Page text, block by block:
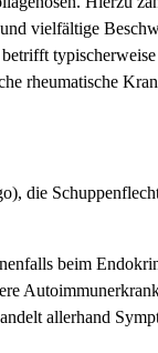
vielfältige
rheumatische
die
beim
allerhand